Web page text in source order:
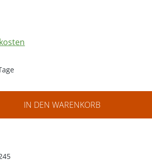
gewünschten Wert
IN DEN WARENKORB